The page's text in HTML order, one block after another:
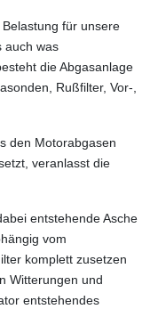
für unsere
auch was
die Abgasanlage
Rußfilter, Vor-,
den Motorabgasen
veranlasst die
entstehende Asche
vom
komplett zusetzen
Witterungen und
entstehendes